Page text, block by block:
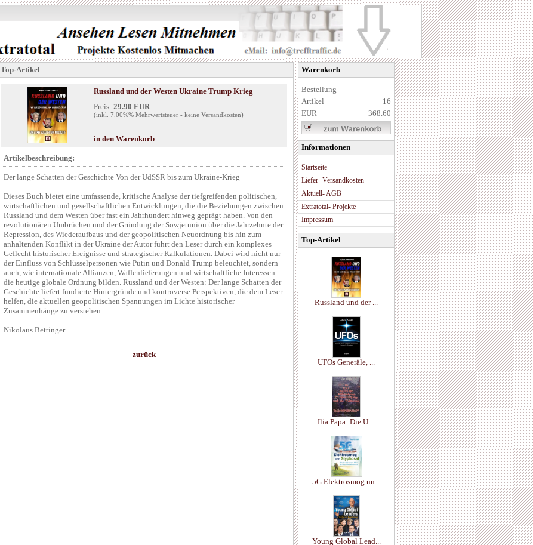
Top-Artikel
Russland und der Westen Ukraine Trump Krieg
Preis: 29.90 EUR
(inkl. 7.00%% Mehrwertsteuer - keine Versandkosten)
in den Warenkorb
Artikelbeschreibung:
Der lange Schatten der Geschichte Von der UdSSR bis zum Ukraine-Krieg
Dieses Buch bietet eine umfassende, kritische Analyse der tiefgreifenden politischen,
wirtschaftlichen und gesellschaftlichen Entwicklungen, die die Beziehungen zwischen
Russland und dem Westen über fast ein Jahrhundert hinweg geprägt haben. Von den
revolutionären Umbrüchen und der Gründung der Sowjetunion über die Jahrzehnte der
Repression, des Wiederaufbaus und der geopolitischen Neuordnung bis hin zum
anhaltenden Konflikt in der Ukraine der Autor führt den Leser durch ein komplexes
Geflecht historischer Ereignisse und strategischer Kalkulationen. Dabei wird nicht nur
der Einfluss von Schlüsselpersonen wie Putin und Donald Trump beleuchtet, sondern
auch, wie internationale Allianzen, Waffenlieferungen und wirtschaftliche Interessen
die heutige globale Ordnung bilden. Russland und der Westen: Der lange Schatten der
Geschichte liefert fundierte Hintergründe und kontroverse Perspektiven, die dem Leser
helfen, die aktuellen geopolitischen Spannungen im Lichte historischer
Zusammenhänge zu verstehen.
Nikolaus Bettinger
zurück
Warenkorb
Bestellung
Artikel
16
EUR
368.60
Informationen
Startseite
Liefer- Versandkosten
Aktuell- AGB
Extratotal- Projekte
Impressum
Top-Artikel
Russland und der ...
UFOs Generäle, ...
Ilia Papa: Die U....
5G Elektrosmog un...
Young Global Lead...